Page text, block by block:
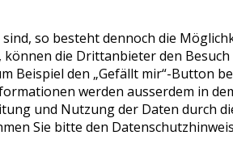
so besteht dennoch die
die Drittanbieter den
Beispiel den „Gefällt mir“-Button
werden ausserdem in
und Nutzung der Daten durch
Sie bitte den